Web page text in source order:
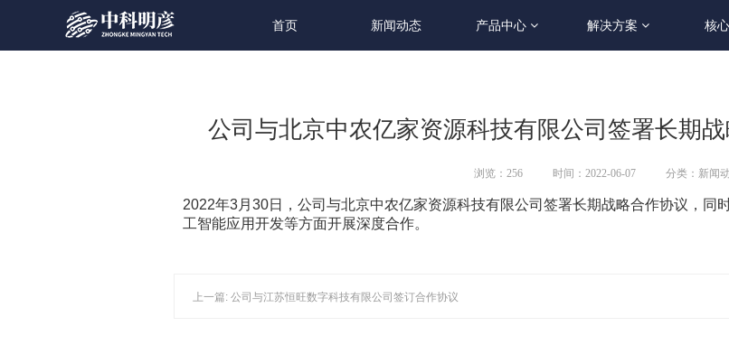
首页 新闻动态 产品中心 解决方案 核
公司与北京中农亿家资源科技有限公司签署长期
浏览： 256 时间：2022-06-07 分类：新闻
2022年3月30日，公司与北京中农亿家资源科技有限公司签署长期战略合作协议，同
工智能应用开发等方面开展深度合作。
上一篇: 公司与江苏恒旺数字科技有限公司签订合作协议